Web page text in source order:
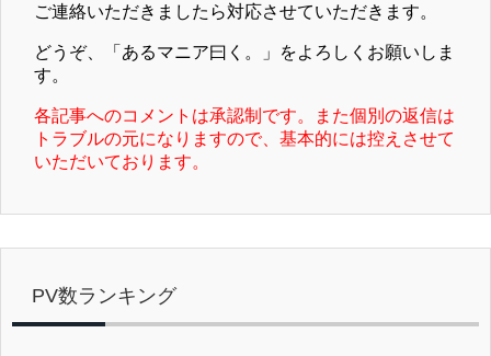
ご連絡いただきましたら対応させていただきます。
どうぞ、「あるマニア曰く。」をよろしくお願いしま
す。
各記事へのコメントは承認制です。また個別の返信は
トラブルの元になりますので、基本的には控えさせて
いただいております。
PV数ランキング